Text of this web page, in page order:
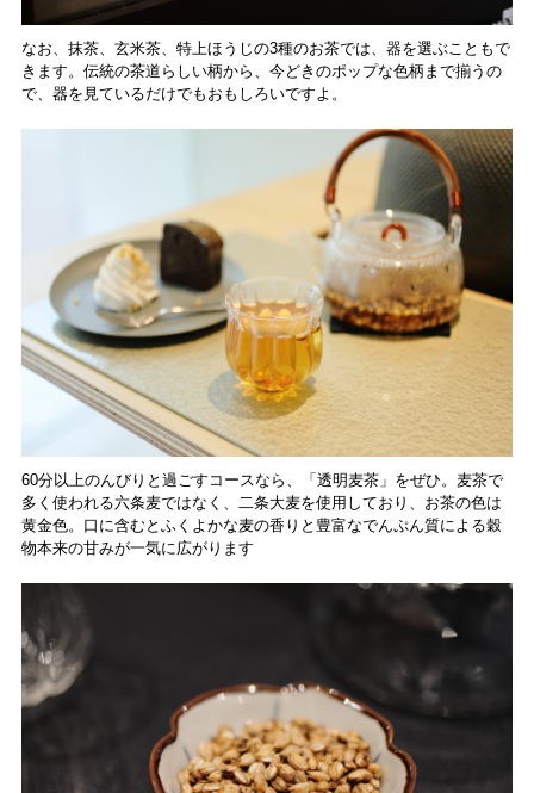
なお、抹茶、玄米茶、特上ほうじの3種のお茶では、器を選ぶこともで
きます。伝統の茶道らしい柄から、今どきのポップな色柄まで揃うの
で、器を見ているだけでもおもしろいですよ。
60分以上のんびりと過ごすコースなら、「透明麦茶」をぜひ。麦茶で
多く使われる六条麦ではなく、二条大麦を使用しており、お茶の色は
黄金色。口に含むとふくよかな麦の香りと豊富なでんぷん質による穀
物本来の甘みが一気に広がります